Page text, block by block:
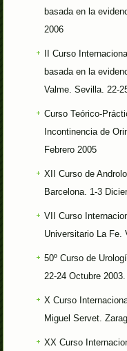
basada en la
2006
II Curso
basada en la
Valme. Sevilla. 22-
Curso Teórico-
Incontinencia de
Febrero 2005
XII Curso de
Barcelona. 1-3
VII Curso
Universitario La Fe.
50º Curso de
22-24 Octubre 2003.
X Curso
Miguel Servet.
XX Curso